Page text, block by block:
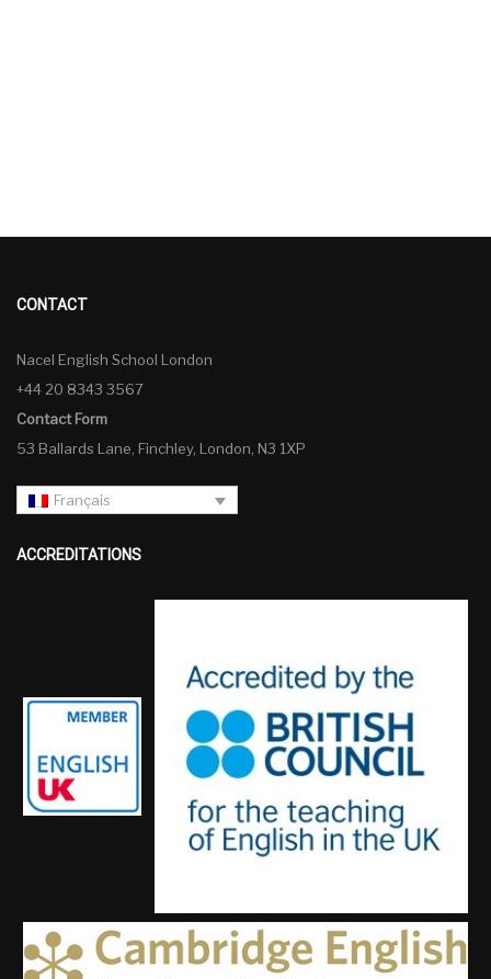
CONTACT
Nacel English School London
+44 20 8343 3567
Contact Form
53 Ballards Lane, Finchley, London, N3 1XP
Français
ACCREDITATIONS